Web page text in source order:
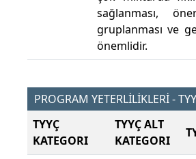
sağlanması,
gruplanması ve
önemlidir.
PROGRAM YETERLİLİKLERİ -
TYYÇ
KATEGORI
TYYÇ ALT
KATEGORI